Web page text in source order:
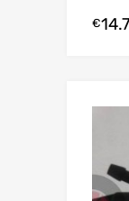
€